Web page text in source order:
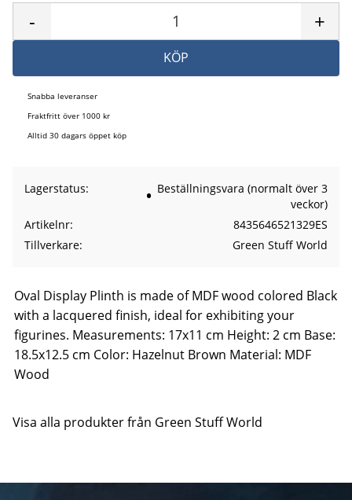
+
-
KÖP
Snabba leveranser
Fraktfritt över 1000 kr
Alltid 30 dagars öppet köp
Lagerstatus
Beställningsvara (normalt över 3
veckor)
Artikelnr
8435646521329ES
Tillverkare
Green Stuff World
Oval Display Plinth is made of MDF wood colored Black
with a lacquered finish, ideal for exhibiting your
figurines. Measurements: 17x11 cm Height: 2 cm Base:
18.5x12.5 cm Color: Hazelnut Brown Material: MDF
Wood
Visa alla produkter från Green Stuff World